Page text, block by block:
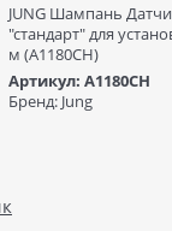
JUNG Шампань
"стандарт" для
м (A1180CH)
Артикул: A1180CH
Бренд: Jung